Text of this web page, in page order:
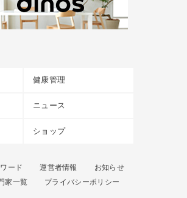
健康管理
ニュース
ショップ
ード 運営者情報
お知らせ
家一覧 プライバシーポリシー